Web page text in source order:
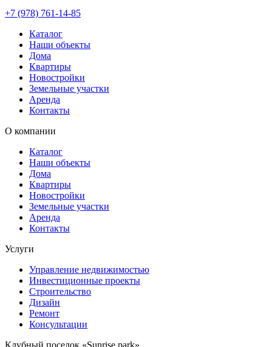
+7 (978) 761-14-85
Каталог
Наши объекты
Дома
Квартиры
Новостройки
Земельные участки
Аренда
Контакты
О компании
Каталог
Наши объекты
Дома
Квартиры
Новостройки
Земельные участки
Аренда
Контакты
Услуги
Управление недвижимостью
Инвестиционные проекты
Строительство
Дизайн
Ремонт
Консультации